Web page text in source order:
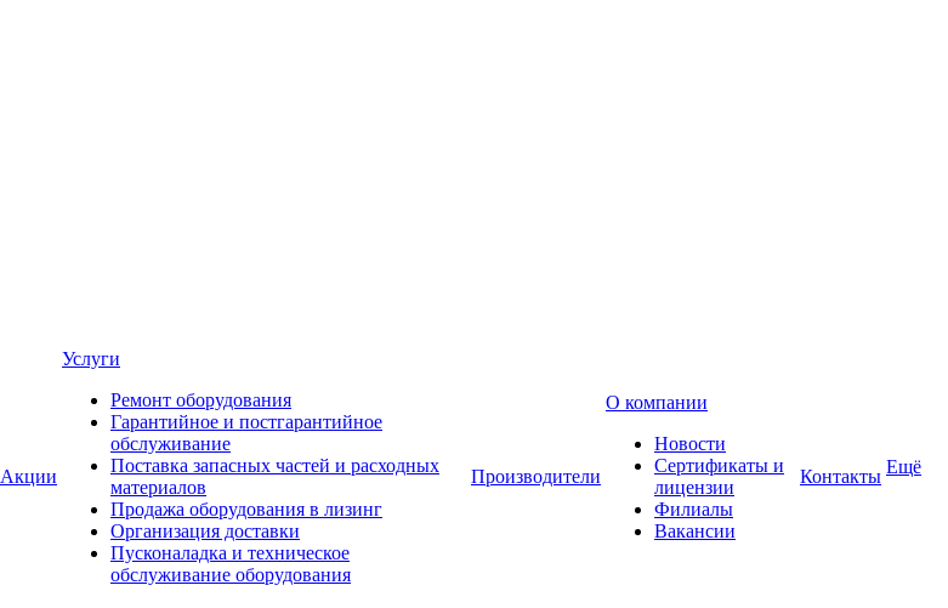
Акции
Услуги
Ремонт оборудования
Гарантийное и постгарантийное
обслуживание
Поставка запасных частей и расходных
материалов
Продажа оборудования в лизинг
Организация доставки
Пусконаладка и техническое
обслуживание оборудования
Производители
О компании
Новости
Сертификаты и
лицензии
Филиалы
Вакансии
Контакты Ещё